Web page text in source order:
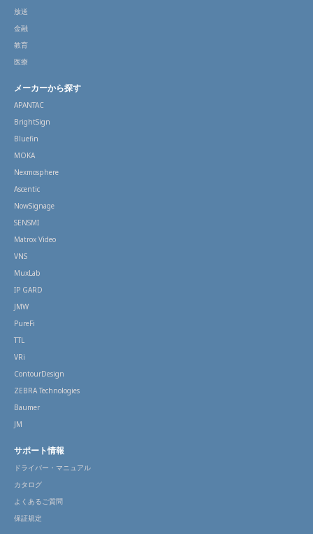
放送
金融
教育
医療
メーカーから探す
APANTAC
BrightSign
Bluefin
MOKA
Nexmosphere
Ascentic
NowSignage
SENSMI
Matrox Video
VNS
MuxLab
IP GARD
JMW
PureFi
TTL
VRi
ContourDesign
ZEBRA Technologies
Baumer
JM
サポート情報
ドライバー・マニュアル
カタログ
よくあるご質問
保証規定